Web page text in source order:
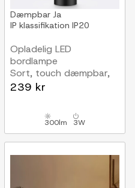
Dæmpbar Ja
IP klassifikation IP20
Opladelig LED
bordlampe
Sort, touch dæmpbar,
CCT, IP20
239 kr
300lm 3W